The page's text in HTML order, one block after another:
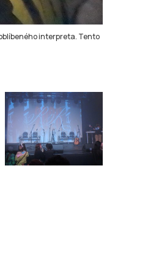
interpreta. Tento